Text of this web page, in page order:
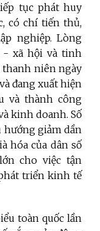
tục phát huy
có chí tiến thủ,
nghiệp. Lòng
xã hội và tinh
niên ngày
đang xuất hiện
và thành công
kinh doanh. Số
hướng giảm dần
hóa của dân số
cho việc tận
triển kinh tế
toàn quốc lần